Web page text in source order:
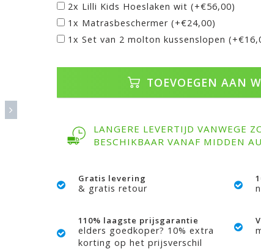
2x Lilli Kids Hoeslaken wit (+€56,00)
1x Matrasbeschermer (+€24,00)
1x Set van 2 molton kussenslopen
TOEVOEGEN AAN
LANGERE LEVERTIJD VANWEGE
BESCHIKBAAR VANAF MIDDEN
Gratis levering
& gratis retour
110% laagste prijsgarantie
elders goedkoper? 10% extra
korting op het prijsverschil